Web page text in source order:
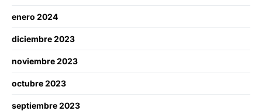
enero 2024
diciembre 2023
noviembre 2023
octubre 2023
septiembre 2023